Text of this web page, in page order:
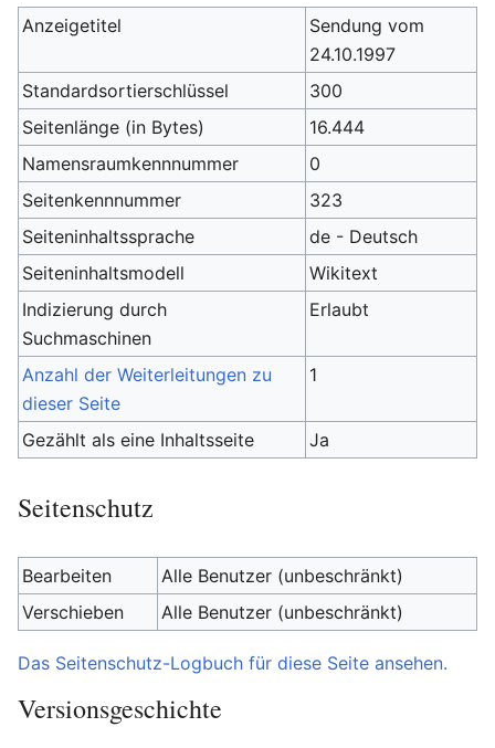
Anzeigetitel
Sendung vom
24.10.1997
Standardsortierschlüssel
300
Seitenlänge (in Bytes)
16.444
Namensraumkennnummer
0
Seitenkennnummer
323
Seiteninhaltssprache
de - Deutsch
Seiteninhaltsmodell
Wikitext
Indizierung durch
Suchmaschinen
Erlaubt
Anzahl der Weiterleitungen zu
dieser Seite
1
Gezählt als eine Inhaltsseite Ja
Seitenschutz
Bearbeiten
Alle Benutzer (unbeschränkt)
Verschieben
Alle Benutzer (unbeschränkt)
Das Seitenschutz-Logbuch für diese Seite ansehen.
Versionsgeschichte